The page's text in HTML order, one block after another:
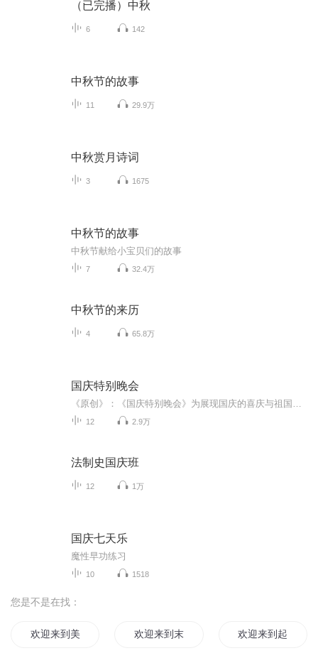
（已完播）中秋
6 142
中秋节的故事
11 29.9万
中秋赏月诗词
3 1675
中秋节的故事
中秋节献给小宝贝们的故事
7 32.4万
中秋节的来历
4 65.8万
国庆特别晚会
12 2.9万
法制史国庆班
12 1万
国庆七天乐
魔性早功练习
10 1518
您是不是在找：
欢迎来到美少女游戏的世界欢迎来到末日地球 欢迎来到起源世界